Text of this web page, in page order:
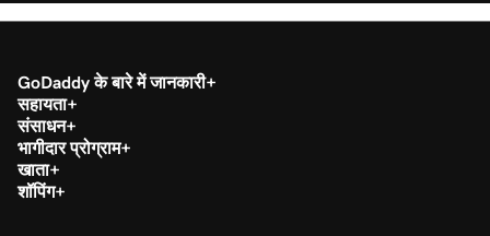
GoDaddy के बारे में जानकारी
सहायता
संसाधन
भागीदार प्रोग्राम
खाता
शॉपिंग